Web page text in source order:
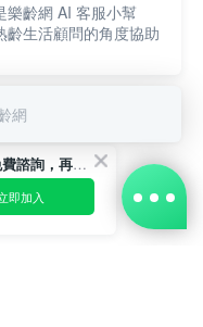
立即購買
加好友享免費諮詢，再領50元現金折扣碼！
即加入
樂齡網 AI 客服小幫
齡生活顧問的角度協助
網